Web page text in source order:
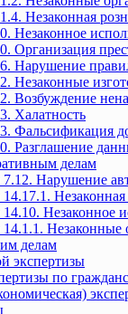
Незаконная
Незаконное
Организация
Нарушение
Незаконные
Возбуждение
Халатность
Разглашение
делам
Нарушение
Незаконное
Незаконные
делам
экспертизы
по